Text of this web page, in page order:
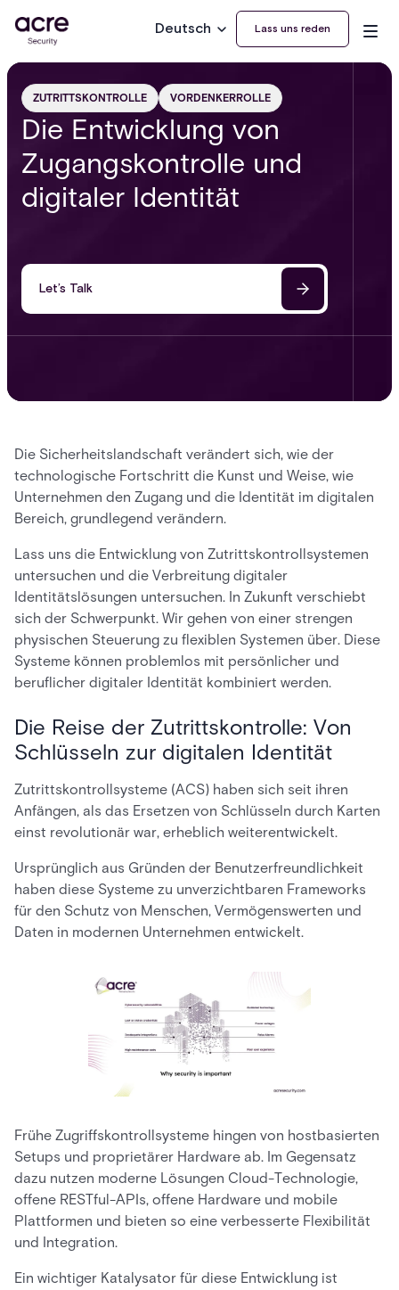
Deutsch Lass uns reden
ZUTRITTSKONTROLLE VORDENKERROLLE
Die Entwicklung von
Zugangskontrolle und
digitaler Identität
Let’s Talk
Die Sicherheitslandschaft verändert sich, wie der
technologische Fortschritt die Kunst und Weise, wie
Unternehmen den Zugang und die Identität im digitalen
Bereich, grundlegend verändern.
Lass uns die Entwicklung von Zutrittskontrollsystemen
untersuchen und die Verbreitung digitaler
Identitätslösungen untersuchen. In Zukunft verschiebt
sich der Schwerpunkt. Wir gehen von einer strengen
physischen Steuerung zu flexiblen Systemen über. Diese
Systeme können problemlos mit persönlicher und
beruflicher digitaler Identität kombiniert werden.
Die Reise der Zutrittskontrolle: Von
Schlüsseln zur digitalen Identität
Zutrittskontrollsysteme (ACS) haben sich seit ihren
Anfängen, als das Ersetzen von Schlüsseln durch Karten
einst revolutionär war, erheblich weiterentwickelt.
Ursprünglich aus Gründen der Benutzerfreundlichkeit
haben diese Systeme zu unverzichtbaren Frameworks
für den Schutz von Menschen, Vermögenswerten und
Daten in modernen Unternehmen entwickelt.
Frühe Zugriffskontrollsysteme hingen von hostbasierten
Setups und proprietärer Hardware ab. Im Gegensatz
dazu nutzen moderne Lösungen Cloud-Technologie,
offene RESTful-APIs, offene Hardware und mobile
Plattformen und bieten so eine verbesserte Flexibilität
und Integration.
Ein wichtiger Katalysator für diese Entwicklung ist